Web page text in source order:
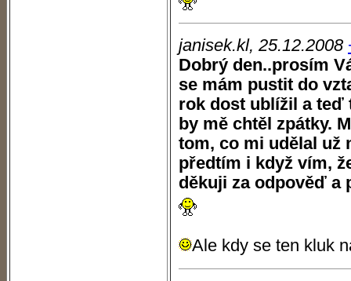
janisek.kl, 25.12.2008
Dobrý den..prosím
se mám pustit do
rok dost ublížil a teď
by mě chtěl zpátky.
tom, co mi udělal už
předtím i když vím,
děkuji za odpověď a
Ale kdy se ten kluk